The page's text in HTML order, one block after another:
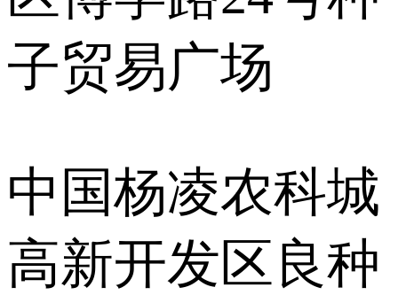
子贸易广场
中国杨凌农科城
高新开发区良种